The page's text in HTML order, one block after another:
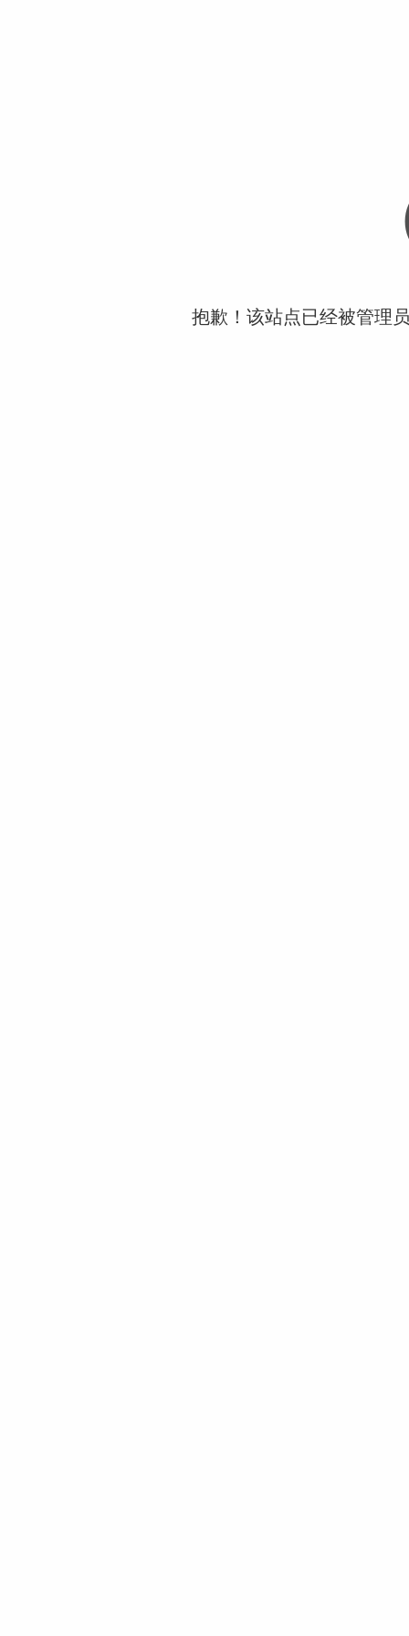
抱歉！该站点已经被管理